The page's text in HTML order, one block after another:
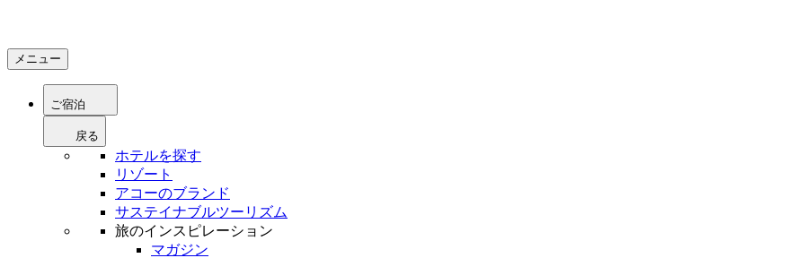
メニュー
ご宿泊
戻る
ホテルを探す
リゾート
アコーのブランド
サステイナブルツーリズム
旅のインスピレーション
マガジン